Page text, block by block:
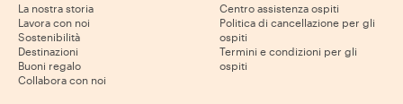
La nostra storia
Lavora con noi
Sostenibilità
Destinazioni
Buoni regalo
Collabora con noi
Centro assistenza ospiti
Politica di cancellazione per gli
ospiti
Termini e condizioni per gli
ospiti